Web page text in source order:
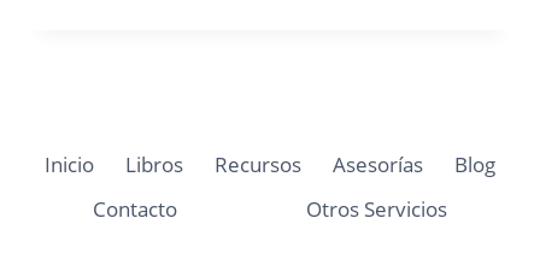
Inicio Libros Recursos Asesorías
Blog
Contacto
Otros Servicios